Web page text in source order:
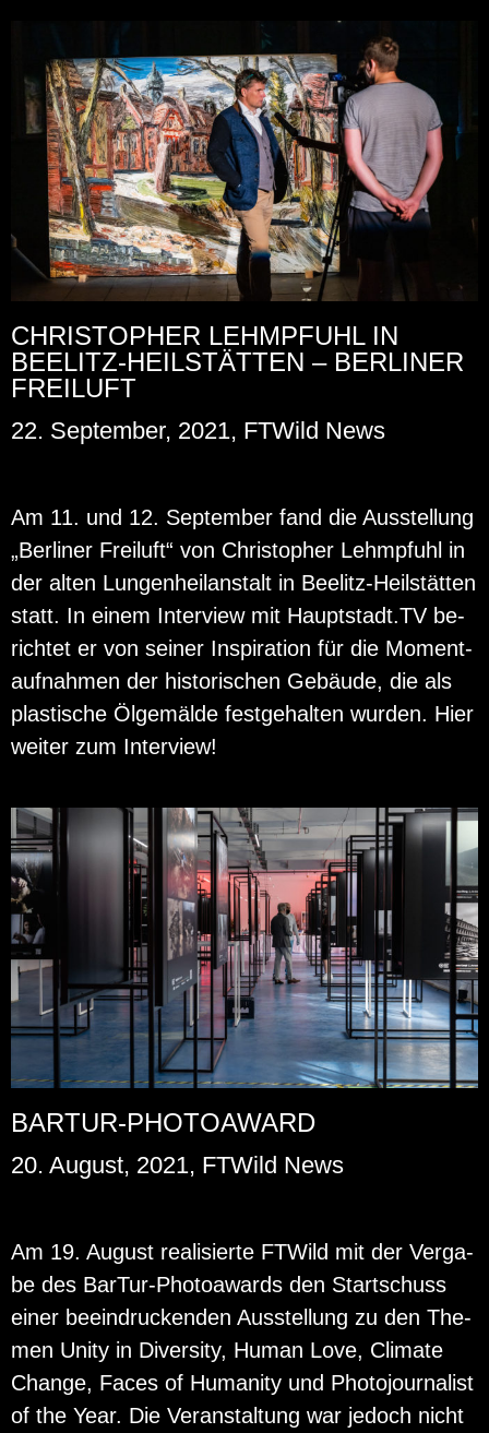
CHRISTOPHER LEHMPFUHL IN
BEELITZ-HEILSTÄTTEN – BERLINER
FREILUFT
22. September, 2021, FTWild News
Am 11. und 12. Sep­tem­ber fand die Aus­stel­lung
„Ber­li­ner Frei­luft“ von Chris­to­pher Lehm­pfuhl in
der alten Lun­gen­heil­an­stalt in Bee­litz-Heil­stät­ten
statt. In einem In­ter­view mit Haupt­stadt.TV be­
rich­tet er von sei­ner In­spi­ra­ti­on für die Mo­ment­
auf­nah­men der his­to­ri­schen Ge­bäu­de, die als
plas­ti­sche Öl­ge­mäl­de fest­ge­hal­ten wur­den. Hier
wei­ter zum In­ter­view!
BARTUR-PHOTOAWARD
20. August, 2021, FTWild News
Am 19. Au­gust rea­li­sier­te FT­Wild mit der Ver­ga­
be des Bar­Tur-Pho­to­awards den Start­schuss
einer be­ein­dru­cken­den Aus­stel­lung zu den The­
men Unity in Di­ver­si­ty, Human Love, Cli­ma­te
Chan­ge, Faces of Hu­ma­ni­ty und Pho­to­jour­na­list
of the Year. Die Ver­an­stal­tung war je­doch nicht